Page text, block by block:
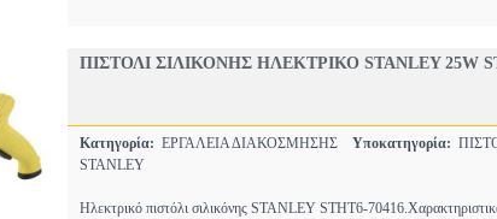
ΠΙΣΤΟΛΙ ΣΙΛΙΚΟΝΗΣ ΗΛΕΚΤΡΙΚΟ STANLEY 25W
Κατηγορία: ΕΡΓΑΛΕΙΑ ΔΙΑΚΟΣΜΗΣΗΣ Υποκατηγορία:
STANLEY
Ηλεκτρικό πιστόλι σιλικόνης STANLEY STHT6-